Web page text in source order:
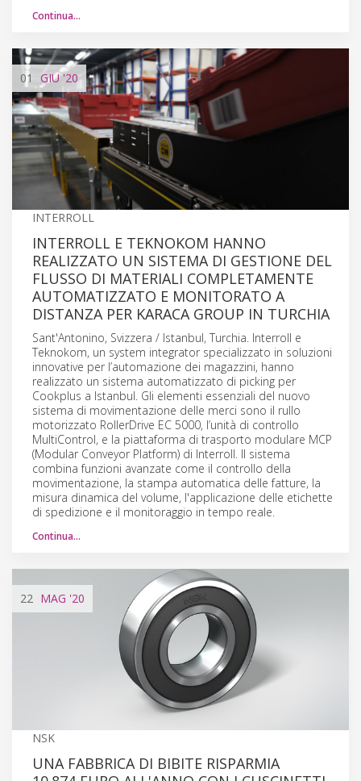
Continua…
01 GIU'20
INTERROLL
INTERROLL E TEKNOKOM HANNO
REALIZZATO UN SISTEMA DI GESTIONE DEL
FLUSSO DI MATERIALI COMPLETAMENTE
AUTOMATIZZATO E MONITORATO A
DISTANZA PER KARACA GROUP IN TURCHIA
Sant'Antonino, Svizzera / Istanbul, Turchia. Interroll e
Teknokom, un system integrator specializzato in soluzioni
innovative per l’automazione dei magazzini, hanno
realizzato un sistema automatizzato di picking per
Cookplus a Istanbul. Gli elementi essenziali del nuovo
sistema di movimentazione delle merci sono il rullo
motorizzato RollerDrive EC 5000, l’unità di controllo
MultiControl, e la piattaforma di trasporto modulare MCP
(Modular Conveyor Platform) di Interroll. Il sistema
combina funzioni avanzate come il controllo della
movimentazione, la stampa automatica delle fatture, la
misura dinamica del volume, l'applicazione delle etichette
di spedizione e il monitoraggio in tempo reale.
Continua…
22 MAG '20
NSK
UNA FABBRICA DI BIBITE RISPARMIA